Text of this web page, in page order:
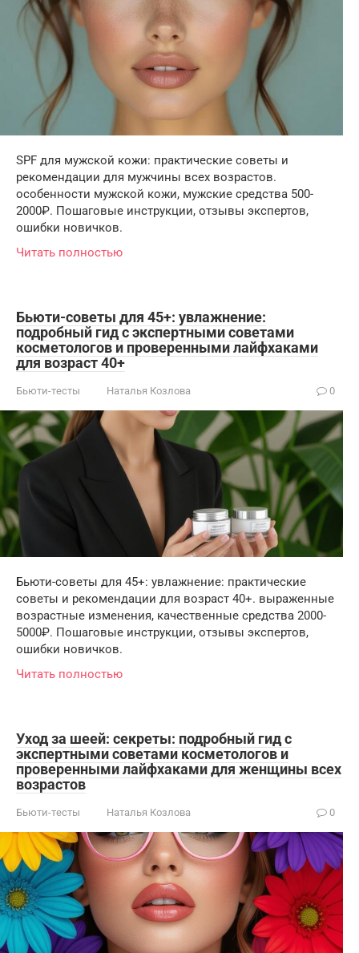
SPF для мужской кожи: практические советы и
рекомендации для мужчины всех возрастов.
особенности мужской кожи, мужские средства 500-
2000₽. Пошаговые инструкции, отзывы экспертов,
ошибки новичков.
Читать полностью
Бьюти-советы для 45+: увлажнение:
подробный гид с экспертными советами
косметологов и проверенными лайфхаками
для возраст 40+
Бьюти-тесты Наталья Козлова 0
Бьюти-советы для 45+: увлажнение: практические
советы и рекомендации для возраст 40+. выраженные
возрастные изменения, качественные средства 2000-
5000₽. Пошаговые инструкции, отзывы экспертов,
ошибки новичков.
Читать полностью
Уход за шеей: секреты: подробный гид с
экспертными советами косметологов и
проверенными лайфхаками для женщины всех
возрастов
Бьюти-тесты Наталья Козлова 0